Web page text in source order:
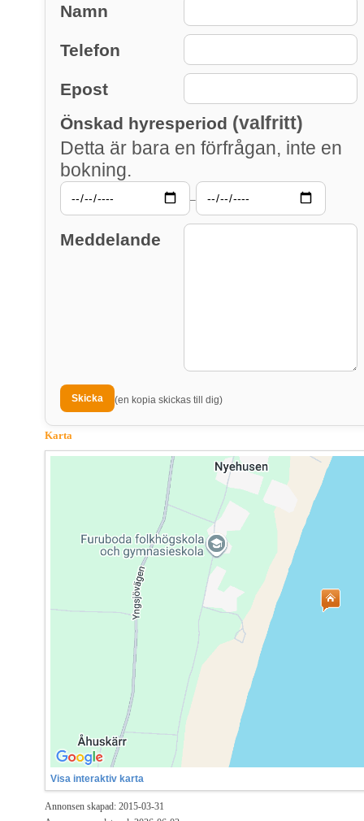
Namn
Telefon
Epost
Önskad hyresperiod (valfritt)
Detta är bara en förfrågan, inte en
bokning.
–
Meddelande
(en kopia skickas till dig)
Karta
Visa interaktiv karta
Annonsen skapad: 2015-03-31